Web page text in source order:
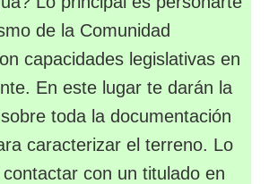
de la Comunidad
capacidades legislativas en
En este lugar te darán la
toda la documentación
caracterizar el terreno. Lo
con un titulado en